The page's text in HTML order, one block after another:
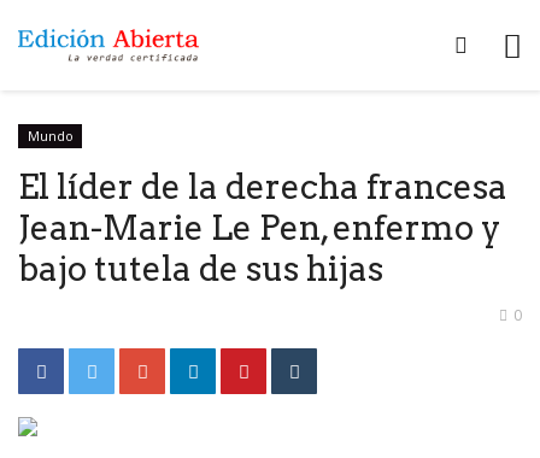
Mundo
El líder de la derecha francesa
Jean-Marie Le Pen, enfermo y
bajo tutela de sus hijas
0